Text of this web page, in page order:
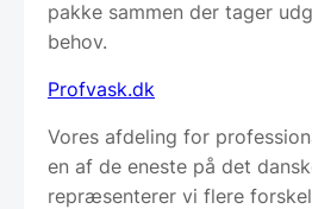
pakke sammen der tager
behov.
Profvask.dk
Vores afdeling for
en af de eneste på det
repræsenterer vi flere